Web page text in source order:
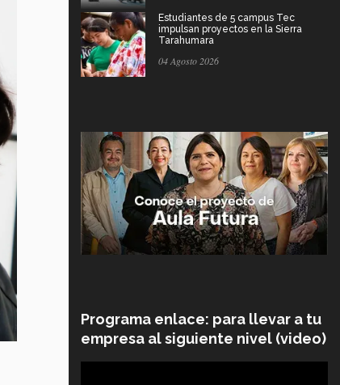
Estudiantes de 5 campus Tec
impulsan proyectos en la Sierra
Tarahumara
04 Agosto 2026
Programa enlace: para llevar a tu
empresa al siguiente nivel (video)